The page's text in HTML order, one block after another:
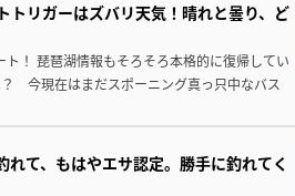
トリガーはズバリ天気！晴れと曇り、ど
！ 琵琶湖情報もそろそろ本格的に復帰してい
今現在はまだスポーニング真っ只中なバス
れて、もはやエサ認定。勝手に釣れてく